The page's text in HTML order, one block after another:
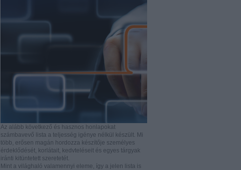
Az alább következő és hasznos honlapokat
számbavevő lista a teljesség igénye nélkül készült. Mi
több, erősen magán hordozza készítője személyes
érdeklődését, korlátait, kedvteléseit és egyes tárgyak
iránti kitüntetett szeretetét.
Mint a világhaló valamennyi eleme, így a jelen lista is